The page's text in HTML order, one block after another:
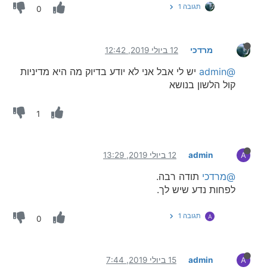
תגובה 1 0
מרדכי 12 ביולי 2019, 12:42
@admin
יש לי אבל אני לא יודע בדיוק מה היא מדיניות
קול הלשון בנושא
1
A
admin 12 ביולי 2019, 13:29
@מרדכי תודה רבה.
לפחות נדע שיש לך.
A תגובה 1 0
A
admin 15 ביולי 2019, 7:44